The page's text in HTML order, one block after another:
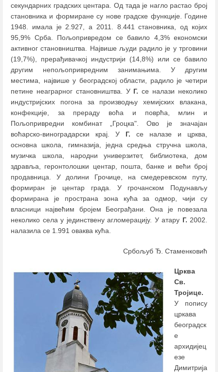
секундарних градских центара. Од тада је нагло растао број
становника и формиране су нове градске функције. Године
1948. имала је 2.927, а 2011. 8.441 становника, од којих
95,9% Срба. Пољопривредом се бавило 4,3% економски
активног становништва. Највише људи радило је у трговини
(19,7%), прерађивачкој индустрији (14,8%) или се бавило
другим непољопривредним занимањима. У другим
местима, највише у београдској области, радило је четири
петине неаграрног становништва. У Г. се налази неколико
индустријских погона за производњу хемијских влакана,
конфекције, за прераду воћа и поврћа, млин и
Пољопривредни комбинат „Гроцка". Ово је значајан
воћарско-виноградарски крај. У Г. се налазе и црква,
основна школа, гимназија, једна средња стручна школа,
музичка школа, народни универзитет, библиотека, дом
здравља, геронтолошки центар, пошта, банке и већи број
продавница. У долини Грочице, на смедеревском путу,
формиран је центар града. У грочанском Подунављу
формирана је пространа зона кућа за одмор, чији су
власници највећим бројем Београђани. Она је повезала
неколико села у јединствену агломерацију. У атару Г. 2002.
налазила се 1.991 оваква кућа.
Србољуб Ђ. Стаменковић
Црква
Св.
Тројице.
У попису
цркава
београдск
е
архидијец
езе
Димитрија